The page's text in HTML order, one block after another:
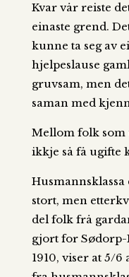
Kvar vår reiste
einaste grend.
kunne ta seg av
hjelpeslause
gruvsam, men
saman med
Mellom folk
ikkje så få ugifte
stort, men
del folk frå
gjort for Sødorp-
1910, viser at 5/